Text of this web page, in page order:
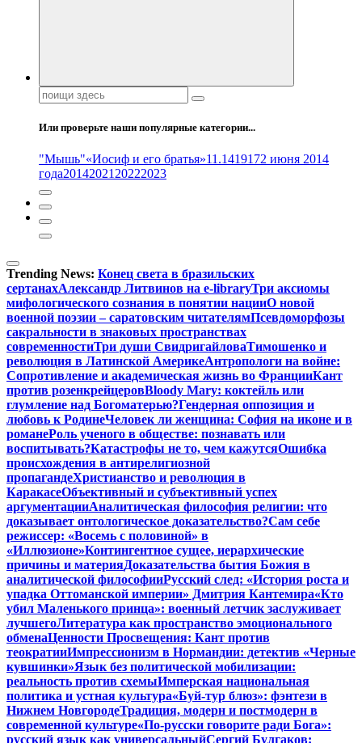
Поиск:
Или проверьте наши популярные категории...
"Мышь"«Иосиф и его братья»11.1419172 июня 2014
года20142021 20222023
Trending News: Конец света в бразильских
сертанахАлександр Литвинов на e-libraryТри аксиомы
мифологического сознания в понятии нацииО новой
военной поэзии – саратовским читателямПсевдоморфозы
сакральности в знаковых пространствах
современностиТри души СвидригайловаТимошенко и
революция в Латинской АмерикеАнтропологи на войне:
Сопротивление и академическая жизнь во ФранцииКант
против розенкрейцеровBloody Mary: коктейль или
глумление над Богоматерью?Гендерная оппозиция и
любовь к РодинеЧеловек ли женщина: София на иконе и в
романеРоль ученого в обществе: познавать или
воспитывать?Катастрофы не то, чем кажутсяОшибка
происхождения в антирелигиозной
пропагандеХристианство и революция в
КаракасеОбъективный и субъективный успех
аргументацииАналитическая философия религии: что
доказывает онтологическое доказательство?Сам себе
режиссер: «Восемь с половиной» в
«Иллюзионе»Контингентное сущее, иерархические
причины и материяДоказательства бытия Божия в
аналитической философииРусский след: «История роста и
упадка Оттоманской империи» Дмитрия Кантемира«Кто
убил Маленького принца»: военный летчик заслуживает
лучшегоЛитература как пространство эмоционального
обменаЦенности Просвещения: Кант против
теократииИмпрессионизм в Нормандии: детектив «Черные
кувшинки»Язык без политической мобилизации:
реальность против схемыИмперская национальная
политика и устная культура«Буй-тур блюз»: фэнтези в
Нижнем НовгородеТрадиция, модерн и постмодерн в
современной культуре«По-русски говорите ради Бога»:
русский язык как универсальныйСергий Булгаков: